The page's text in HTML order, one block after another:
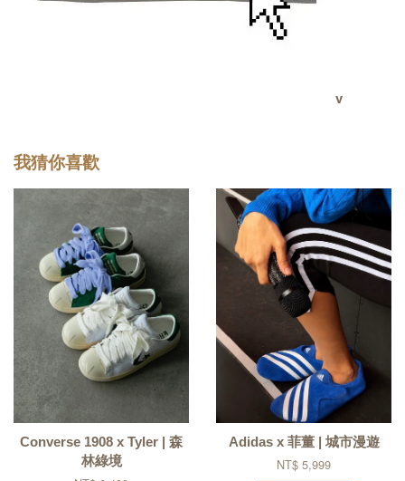
v
我猜你喜歡
Converse 1908 x Tyler | 森
林綠境
Adidas x 菲董 | 城市漫遊
NT$ 5,999